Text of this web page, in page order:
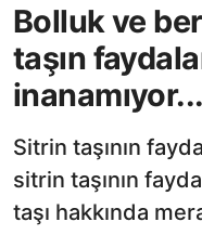
Bolluk ve
taşın
inanamıyor...
Sitrin taşının
sitrin taşının
taşı hakkında